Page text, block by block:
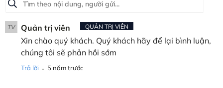
TV Quản trị viên QUẢN TRỊ VIÊN
Xin chào quý khách. Quý khách hãy để lại bình luận,
chúng tôi sẽ phản hồi sớm
Trả lời . 5 năm trước